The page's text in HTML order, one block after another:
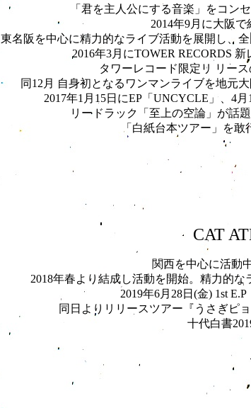
「君を主人公にする音楽」をコン
2014年9月に大阪
東名阪を中心に精力的なライブ活動を展開し、
2016年3月にTOWER RECORDS
タワーレコード限定リ リース
同12月 自身初となるワンマンライブを地元
2017年1月15日にEP「UNCYCLE」、4
リードラック「至上の空論」が話
「白紙台本ツアー」を敢
CAT
関西を中心に活動
2018年春より結成し活動を開始。精力的
2019年6月28日(金) 1st
同日よりリリースツアー『うさぎピ
十代白書